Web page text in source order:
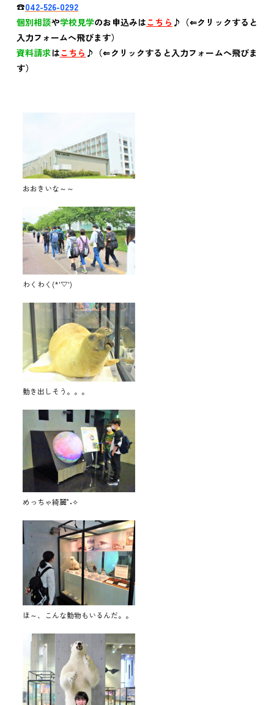
☎042-526-0292
個別相談や学校見学のお申込みはこちら ♪（⇐クリックすると
入力フォームへ飛びます）
資料請求はこちら ♪（⇐クリックすると入力フォームへ飛びま
す）
おおきいな～～
わくわく(*'▽')
動き出しそう。。。
めっちゃ綺麗°˖✧
ほ～、こんな動物もいるんだ。。